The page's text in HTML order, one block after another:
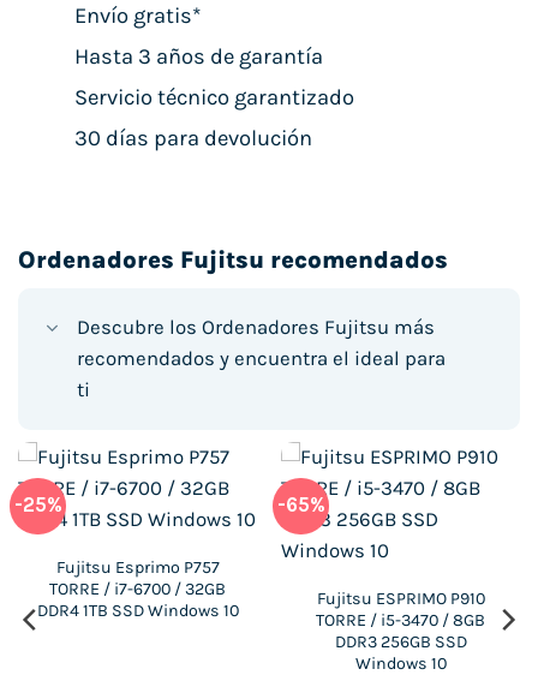
Envío gratis*
Hasta 3 años de garantía
Servicio técnico garantizado
30 días para devolución
Ordenadores Fujitsu recomendados
Descubre los Ordenadores Fujitsu más
recomendados y encuentra el ideal para
ti
-25%
Fujitsu Esprimo P757
TORRE / i7-6700 / 32GB
DDR4 1TB SSD Windows 10
-65%
Fujitsu ESPRIMO P910
TORRE / i5-3470 / 8GB
DDR3 256GB SSD
Windows 10